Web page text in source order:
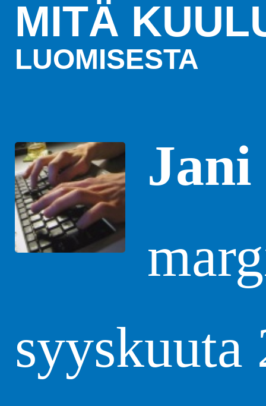
MITÄ
LUOMISESTA
Jani
syyskuuta